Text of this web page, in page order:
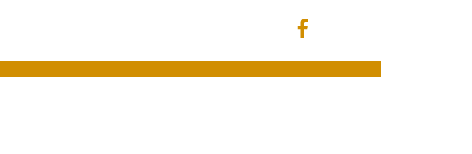
Megosztás
Megosztás Facebookon